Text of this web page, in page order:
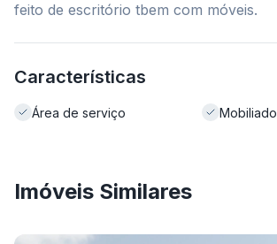
feito de escritório tbem com móveis.
Características
Área de serviço Mobiliado
Imóveis Similares